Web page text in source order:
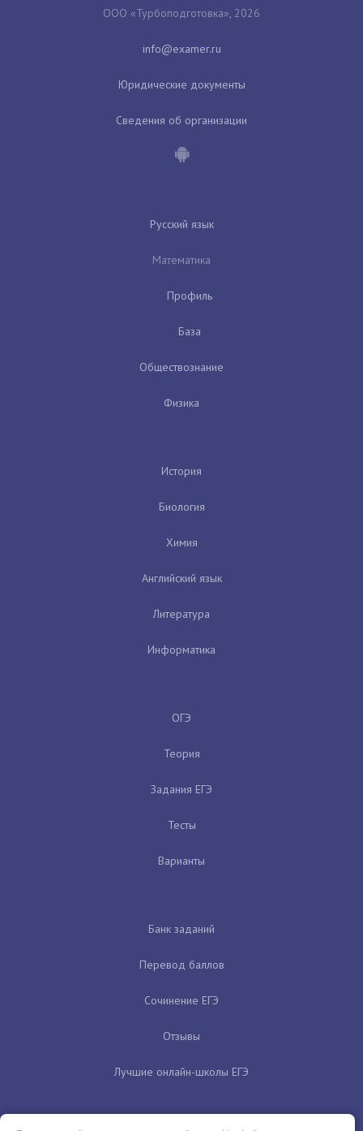
ООО «Турбоподготовка», 2026
Юридические документы
Сведения об организации
Русский язык
Математика
Профиль
База
Обществознание
Физика
История
Биология
Химия
Английский язык
Литература
Информатика
ОГЭ
Теория
Задания ЕГЭ
Тесты
Варианты
Банк заданий
Перевод баллов
Сочинение ЕГЭ
Отзывы
Лучшие онлайн-школы ЕГЭ